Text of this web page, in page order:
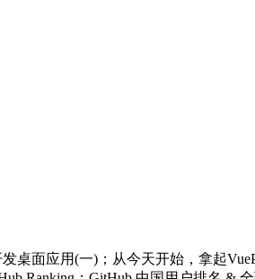
桌面应用(一)；从今天开始，拿起